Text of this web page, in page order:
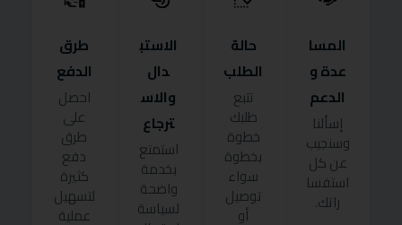
المسا
عدة و
الدعم
إسألنا
وسنجيب
عن كل
استفسا
راتك.
حالة
الطلب
تتبع
طلبك
خطوة
بخطوة
سواء
توصيل
أو
الاستب
دال
والاس
ترجاع
استمتع
بخدمة
واضحة
لسياسة
طرق
الدفع
احصل
على
طرق
دفع
كثيرة
لتسهيل
عملية